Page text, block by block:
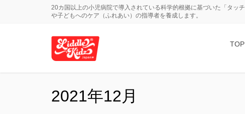
20カ国以上の小児病院で導入されている科学的根拠に基づいた「タッ
や子どもへのケア（ふれあい）の指導者を養成します。
TOP
2021年12月